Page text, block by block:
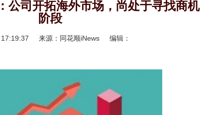
公司开拓海外市场，尚处于寻找商机
阶段
来源：同花顺iNews 编辑：